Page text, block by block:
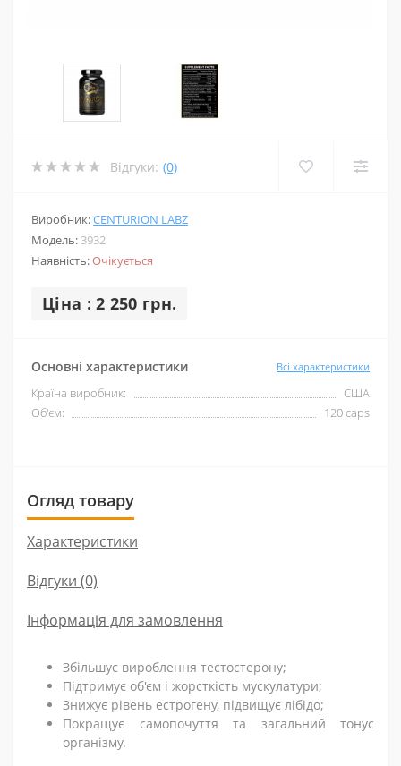
Відгуки: (0)
Виробник:CENTURION LABZ
Модель: 3932
Наявність:Очікується
Ціна : 2 250 грн.
Основні характеристики Всі характеристики
Країна виробник:
США
Об'єм:
120 caps
Огляд товару
Характеристики
Відгуки (0)
Інформація для замовлення
Збільшує вироблення тестостерону;
Підтримує об'єм і жорсткість мускулатури;
Знижує рівень естрогену, підвищує лібідо;
Покращує самопочуття та загальний тонус
організму.